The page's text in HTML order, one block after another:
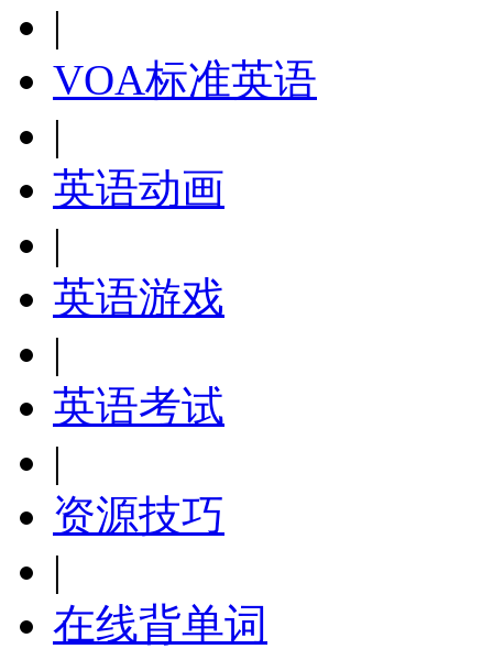
|
VOA标准英语
|
英语动画
|
英语游戏
|
英语考试
|
资源技巧
|
在线背单词